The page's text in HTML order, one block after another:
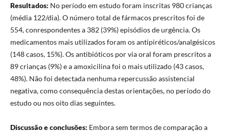
Resultados: No período em estudo foram inscritas 980 crianças
(média 122/dia). O número total de fármacos prescritos foi de
554, conrespondentes a 382 (39%) episódios de urgência. Os
medicamentos mais utilizados foram os antipiréticos/analgésicos
(148 casos, 15%). Os antibióticos por via oral foram prescritos a
89 crianças (9%) e a amoxicilina foi o mais utilizado (43 casos,
48%). Não foi detectada nenhuma repercussão assistencial
negativa, como consequência destas orientações, no período do
estudo ou nos oito dias seguintes.
Discussão e conclusões: Embora sem termos de comparação a